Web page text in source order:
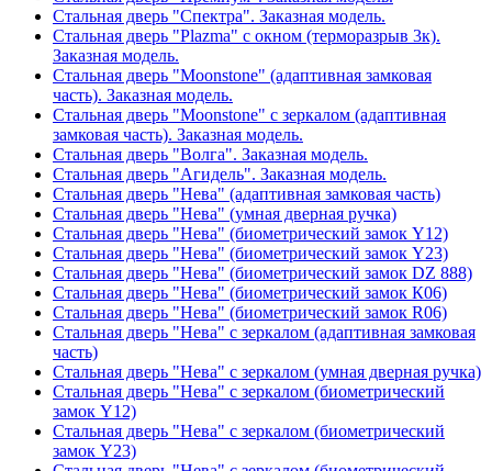
Стальная дверь "Спектра". Заказная модель.
Стальная дверь "Plazma" с окном (терморазрыв 3к).
Заказная модель.
Стальная дверь "Moonstone" (адаптивная замковая
часть). Заказная модель.
Стальная дверь "Moonstone" с зеркалом (адаптивная
замковая часть). Заказная модель.
Стальная дверь "Волга". Заказная модель.
Стальная дверь "Агидель". Заказная модель.
Стальная дверь "Нева" (адаптивная замковая часть)
Стальная дверь "Нева" (умная дверная ручка)
Стальная дверь "Нева" (биометрический замок Y12)
Стальная дверь "Нева" (биометрический замок Y23)
Стальная дверь "Нева" (биометрический замок DZ 888)
Стальная дверь "Нева" (биометрический замок К06)
Стальная дверь "Нева" (биометрический замок R06)
Стальная дверь "Нева" с зеркалом (адаптивная замковая
часть)
Стальная дверь "Нева" с зеркалом (умная дверная ручка)
Стальная дверь "Нева" с зеркалом (биометрический
замок Y12)
Стальная дверь "Нева" с зеркалом (биометрический
замок Y23)